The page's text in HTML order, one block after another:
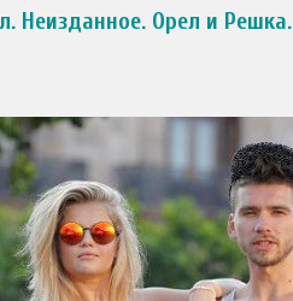
Неизданное. Орел и